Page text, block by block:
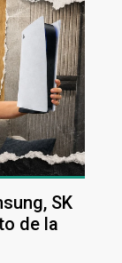
SK
de la